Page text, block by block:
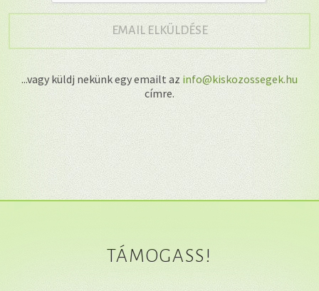
EMAIL ELKÜLDÉSE→
...vagy küldj nekünk egy emailt az info@kiskozossegek.hu
címre.
TÁMOGASS!